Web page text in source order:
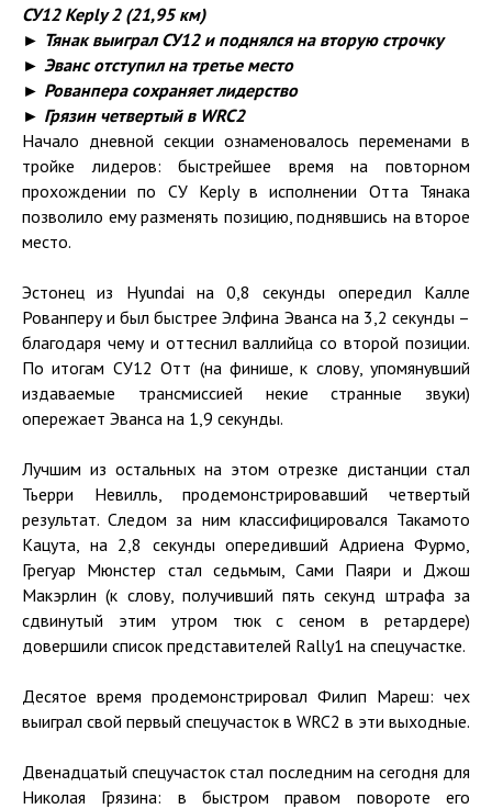
СУ12 Keply2 (21,95 км)
► Тянак выиграл СУ12 и поднялся на вторую строчку
► Эванс отступил на третье место
► Рованпера сохраняет лидерство
► Грязин четвертый в WRC2
Начало дневной секции ознаменовалось переменами в
тройке лидеров: быстрейшее время на повторном
прохождении по СУ Keply в исполнении Отта Тянака
позволило ему разменять позицию, поднявшись на второе
место.
Эстонец из Hyundai на 0,8 секунды опередил Калле
Рованперу и был быстрее Элфина Эванса на 3,2 секунды –
благодаря чему и оттеснил валлийца со второй позиции.
По итогам СУ12 Отт (на финише, к слову, упомянувший
издаваемые трансмиссией некие странные звуки)
опережает Эванса на 1,9 секунды.
Лучшим из остальных на этом отрезке дистанции стал
Тьерри Невилль, продемонстрировавший четвертый
результат. Следом за ним классифицировался Такамото
Кацута, на 2,8 секунды опередивший Адриена Фурмо,
Грегуар Мюнстер стал седьмым, Сами Паяри и Джош
Макэрлин (к слову, получивший пять секунд штрафа за
сдвинутый этим утром тюк с сеном в ретардере)
довершили список представителей Rally1 на спецучастке.
Десятое время продемонстрировал Филип Мареш: чех
выиграл свой первый спецучасток в WRC2 в эти выходные.
Двенадцатый спецучасток стал последним на сегодня для
Николая Грязина: в быстром правом повороте его